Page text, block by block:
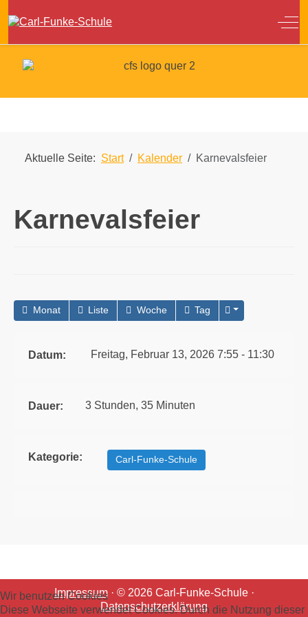
Off-
Aktuelle Seite: Start Kalender Karnevalsfeier
Karnevalsfeier
Monat Liste Woche Tag
Datum: Freitag, Februar 13, 2026 7:55 - 11:30
Dauer: 3 Stunden, 35 Minuten
Kategorie: Carl-Funke-Schule
Impressum· © 2026 Carl-Funke-Schule ·
Datenschutzerklärung
Wir benutzen Cookies
Diese Webseite verwendet Cookies. Durch die Nutzung dieser